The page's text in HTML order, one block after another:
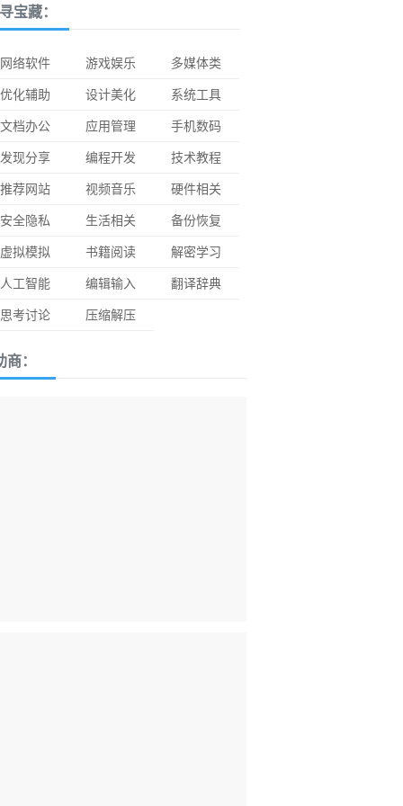
宝藏：
网络软件 游戏娱乐
多媒体类
优化辅助
设计美化
系统工具
文档办公
应用管理
手机数码
发现分享
编程开发
技术教程
推荐网站
视频音乐
硬件相关
安全隐私
生活相关
备份恢复
虚拟模拟
书籍阅读
解密学习
人工智能
编辑输入
翻译辞典
思考讨论
压缩解压
商：